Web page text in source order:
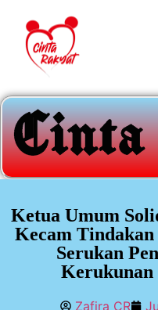
Ketua Umum
Kecam
Serukan
Kerukunan
Zafira CR